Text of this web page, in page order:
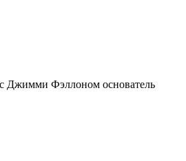
с Джимми Фэллоном основатель